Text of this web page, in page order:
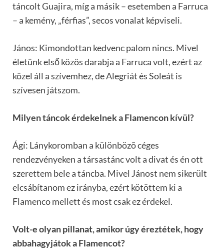
táncolt Guajira, míg a másik – esetemben a Farruca
– a kemény, „férfias”, secos vonalat képviseli.
János: Kimondottan kedvenc palom nincs. Mivel
életünk első közös darabja a Farruca volt, ezért az
közel áll a szívemhez, de Alegriát és Soleát is
szívesen játszom.
Milyen táncok érdekelnek a Flamencon kívül?
Ági: Lánykoromban a különbözõ céges
rendezvényeken a társastánc volt a divat és én ott
szerettem bele a táncba. Mivel Jánost nem sikerült
elcsábítanom ez irányba, ezért kötöttem ki a
Flamenco mellett és most csak ez érdekel.
Volt-e olyan pillanat, amikor úgy éreztétek, hogy
abbahagyjátok a Flamencot?